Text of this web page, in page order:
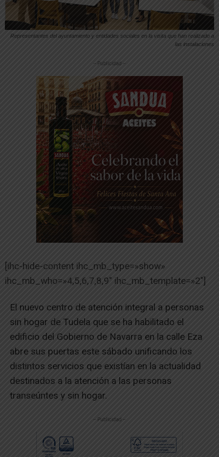
Representantes del ayuntamiento y entidades sociales en la visita que han realizado a
las instalaciones
-- Publicidad --
[ihc-hide-content ihc_mb_type=»show»
ihc_mb_who=»4,5,6,7,8,9″ ihc_mb_template=»2″]
El nuevo centro de atención integral a personas
sin hogar de Tudela que se ha habilitado el
edificio del Gobierno de Navarra en la calle Eza
abre sus puertas este sábado unificando los
distintos servicios que existían en la actualidad
destinados a la atención a las personas
transeúntes y sin hogar.
-- Publicidad --